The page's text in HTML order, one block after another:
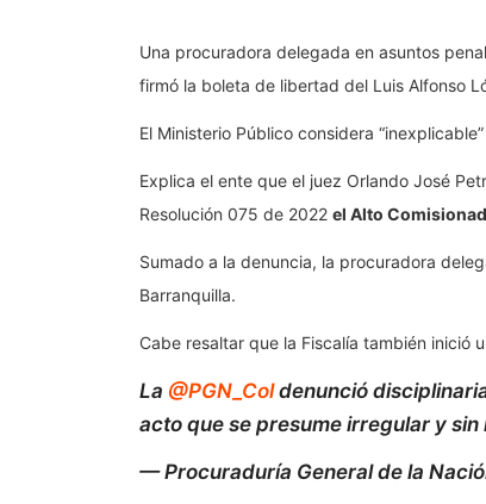
Una procuradora delegada en asuntos
firmó la boleta de libertad del Luis Alfonso
El Ministerio Público considera
Explica el ente que el juez Orlando José
Resolución 075 de 2022 el Alto
Sumado a la denuncia, la procuradora
Barranquilla.
Cabe resaltar que la Fiscalía también inició
La @PGN_Coldenunció
acto que se presume irregular y
— Procuraduría General de la